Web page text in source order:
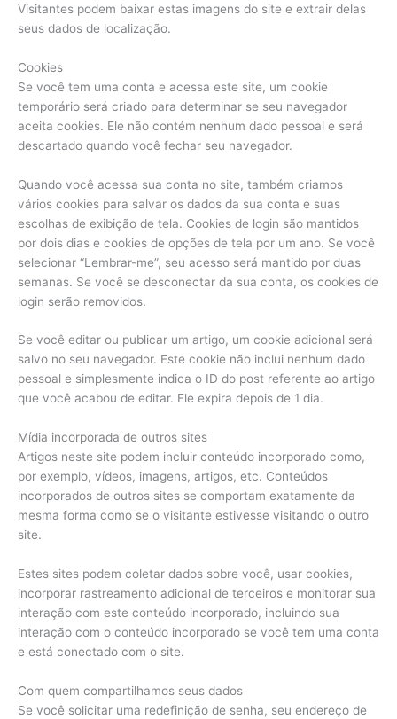
Visitantes podem baixar estas imagens do site e extrair delas
seus dados de localização.
Cookies
Se você tem uma conta e acessa este site, um cookie
temporário será criado para determinar se seu navegador
aceita cookies. Ele não contém nenhum dado pessoal e será
descartado quando você fechar seu navegador.
Quando você acessa sua conta no site, também criamos
vários cookies para salvar os dados da sua conta e suas
escolhas de exibição de tela. Cookies de login são mantidos
por dois dias e cookies de opções de tela por um ano. Se você
selecionar “Lembrar-me”, seu acesso será mantido por duas
semanas. Se você se desconectar da sua conta, os cookies de
login serão removidos.
Se você editar ou publicar um artigo, um cookie adicional será
salvo no seu navegador. Este cookie não inclui nenhum dado
pessoal e simplesmente indica o ID do post referente ao artigo
que você acabou de editar. Ele expira depois de 1 dia.
Mídia incorporada de outros sites
Artigos neste site podem incluir conteúdo incorporado como,
por exemplo, vídeos, imagens, artigos, etc. Conteúdos
incorporados de outros sites se comportam exatamente da
mesma forma como se o visitante estivesse visitando o outro
site.
Estes sites podem coletar dados sobre você, usar cookies,
incorporar rastreamento adicional de terceiros e monitorar sua
interação com este conteúdo incorporado, incluindo sua
interação com o conteúdo incorporado se você tem uma conta
e está conectado com o site.
Com quem compartilhamos seus dados
Se você solicitar uma redefinição de senha, seu endereço de